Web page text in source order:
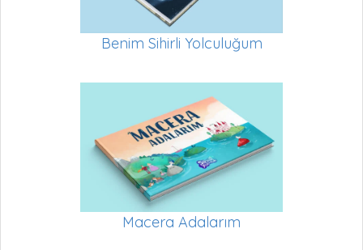
Benim Sihirli Yolculuğum
Macera Adalarım